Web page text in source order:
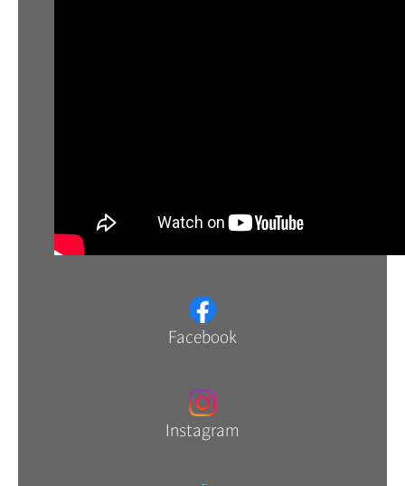
Facebook
Instagram